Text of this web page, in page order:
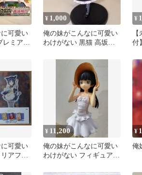
可愛い
ミアム
¥ 1,000
俺の妹がこんなに可愛い
わけがない 黒猫 高坂桐
¥
付
可愛い
アファ
¥ 11,200
俺の妹がこんなに可愛い
わけがない フィギュア
¥
俺